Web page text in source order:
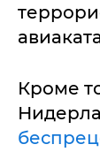
Кроме